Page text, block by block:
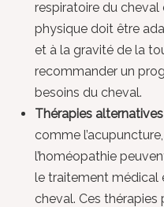
respiratoire du cheval
physique doit être
et à la gravité de la
recommander un
besoins du cheval.
Thérapies alternatives
comme
l’homéopathie
le traitement médical
cheval. Ces